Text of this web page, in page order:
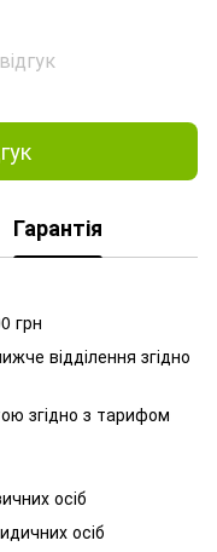
Гарантія
грн
відділення згідно
згідно з тарифом
осіб
осіб